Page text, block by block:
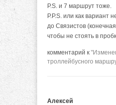
P.S. и 7 маршрут тоже.
P.P.S. или как вариант
до Связистов
чтобы не стоять в
комментарий к
троллейбусного
Алексей